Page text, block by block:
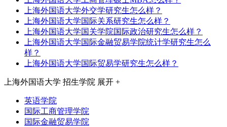
上海外国语大学外交学研究生怎么样？
上海外国语大学国际关系研究生怎么样？
上海外国语大学国关学院国际政治研究生怎么样？
上海外国语大学国际金融贸易学院统计学研究生怎么
样？
上海外国语大学国际贸易学研究生怎么样？
上海外国语大学 招生学院 展开 +
英语学院
国际工商管理学院
国际金融贸易学院